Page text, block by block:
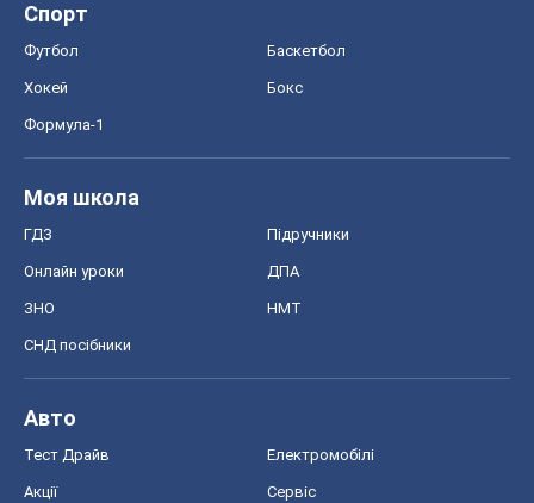
Спорт
Футбол Баскетбол
Хокей Бокс
Формула-1
Моя школа
ГДЗ Підручники
Онлайн уроки ДПА
ЗНО НМТ
СНД посібники
Авто
Тест Драйв Електромобілі
Акції Сервіс